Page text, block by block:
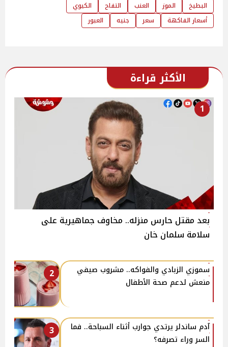
البطيخ
الموز العنب التفاح
الكيوي
أسعار الفاكهة
سعر جنيه العبور
الأكثر قراءة
1
بعد مقتل حارس منزله.. مخاوف جماهيرية على
سلامة سلمان خان
2
سموزي الزبادي والفواكه.. مشروب صيفي
منعش لدعم صحة الأطفال
3
آدم ساندلر يرتدي جوارب أثناء السباحة.. فما
السر وراء تصرفه؟